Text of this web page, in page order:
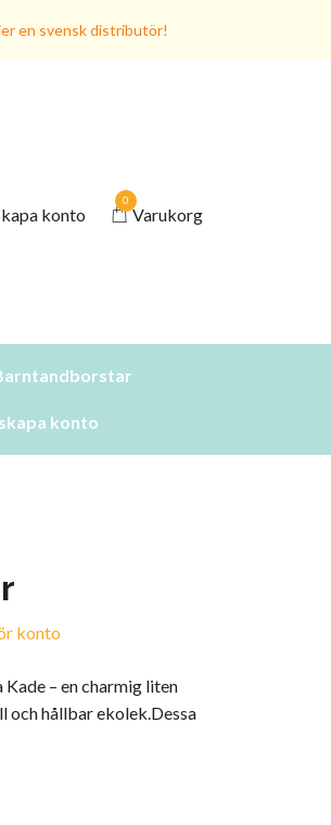
en svensk distributör!
konto
0
Varukorg
konto
konto
– en charmig liten
och hållbar ekolek.Dessa